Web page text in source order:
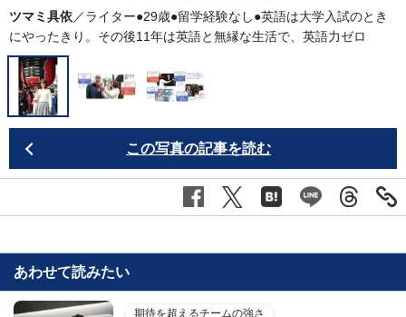
ツマミ具依／ライター●29歳●留学経験なし●英語は大学入試のとき
にやったきり。その後11年は英語と無縁な生活で、英語力ゼロ
この写真の記事を読む
あわせて読みたい
期待を超えるチームの強さ